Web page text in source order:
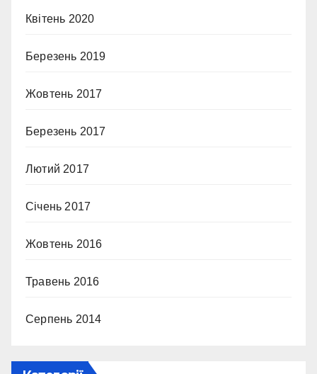
Квітень 2020
Березень 2019
Жовтень 2017
Березень 2017
Лютий 2017
Січень 2017
Жовтень 2016
Травень 2016
Серпень 2014